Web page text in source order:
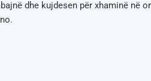
dhe kujdesen për xhaminë në